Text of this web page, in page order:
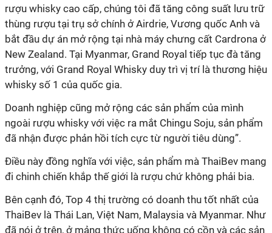
rượu whisky cao cấp, chúng tôi đã tăng công suất lưu trữ
thùng rượu tại trụ sở chính ở Airdrie, Vương quốc Anh và
bắt đầu dự án mở rộng tại nhà máy chưng cất Cardrona ở
New Zealand. Tại Myanmar, Grand Royal tiếp tục đà tăng
trưởng, với Grand Royal Whisky duy trì vị trí là thương hiệu
whisky số 1 của quốc gia.
Doanh nghiệp cũng mở rộng các sản phẩm của mình
ngoài rượu whisky với việc ra mắt Chingu Soju, sản phẩm
đã nhận được phản hồi tích cực từ người tiêu dùng”.
Điều này đồng nghĩa với việc, sản phẩm mà ThaiBev mang
đi chinh chiến khắp thế giới là rượu chứ không phải bia.
Bên cạnh đó, Top 4 thị trường có doanh thu tốt nhất của
ThaiBev là Thái Lan, Việt Nam, Malaysia và Myanmar. Như
đã nói ở trên, ở mảng thức uống không có cồn và các sản